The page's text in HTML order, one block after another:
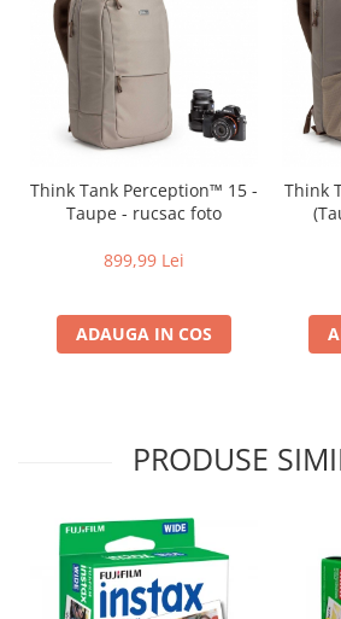
Genti Holster TopLoader
Genti, Troller Video
Rucsacuri Foto
Only One Shoulder - SlingShot
Hamuri si Centuri foto
Curele Aparat - Umar
Hand Strap / Grip
Troller
Video / Camere si accesorii
Camere Video Cinematice
Camere video de actiune
Accesorii camere video de actiune
Think Tank Perception™ 15 -
Taupe - rucsac foto
899,99 Lei
ADAUGA IN COS
Think
PRODUSE